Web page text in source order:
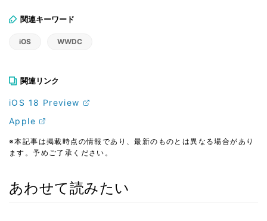
関連キーワード
iOS WWDC
関連リンク
iOS 18 Preview
Apple
※本記事は掲載時点の情報であり、最新のものとは異なる場合があり
ます。予めご了承ください。
あわせて読みたい